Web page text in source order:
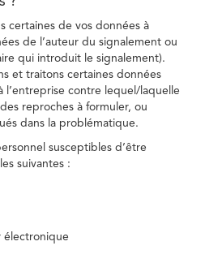
certaines de vos données à
de l’auteur du signalement ou
qui introduit le signalement).
et traitons certaines données
l’entreprise contre lequel/laquelle
reproches à formuler, ou
dans la problématique.
susceptibles d’être
suivantes :
électronique